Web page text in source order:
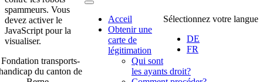
Sélectionnez votre langue
DE
FR
Acceil
Obtenir une
carte de
légitimation
Qui sont
les ayants droit?
spammeurs. Vous
devez activer le
JavaScript pour la
visualiser.
Fondation transports-
du canton de